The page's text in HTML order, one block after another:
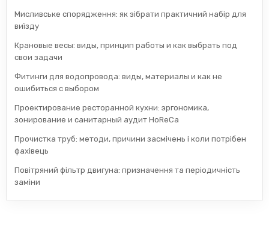
Мисливське спорядження: як зібрати практичний набір для
виїзду
Крановые весы: виды, принцип работы и как выбрать под
свои задачи
Фитинги для водопровода: виды, материалы и как не
ошибиться с выбором
Проектирование ресторанной кухни: эргономика,
зонирование и санитарный аудит HoReCa
Прочистка труб: методи, причини засмічень і коли потрібен
фахівець
Повітряний фільтр двигуна: призначення та періодичність
заміни